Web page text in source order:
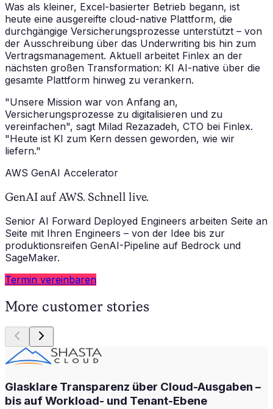
Was als kleiner, Excel-basierter Betrieb begann, ist
heute eine ausgereifte cloud-native Plattform, die
durchgängige Versicherungsprozesse unterstützt – von
der Ausschreibung über das Underwriting bis hin zum
Vertragsmanagement. Aktuell arbeitet Finlex an der
nächsten großen Transformation: KI AI-native über die
gesamte Plattform hinweg zu verankern.
"Unsere Mission war von Anfang an,
Versicherungsprozesse zu digitalisieren und zu
vereinfachen", sagt Milad Rezazadeh, CTO bei Finlex.
"Heute ist KI zum Kern dessen geworden, wie wir
liefern."
AWS GenAI Accelerator
GenAI auf AWS. Schnell live.
Senior AI Forward Deployed Engineers arbeiten Seite an
Seite mit Ihren Engineers – von der Idee bis zur
produktionsreifen GenAI-Pipeline auf Bedrock und
SageMaker.
Termin vereinbaren
More customer stories
Glasklare Transparenz über Cloud-Ausgaben –
bis auf Workload- und Tenant-Ebene